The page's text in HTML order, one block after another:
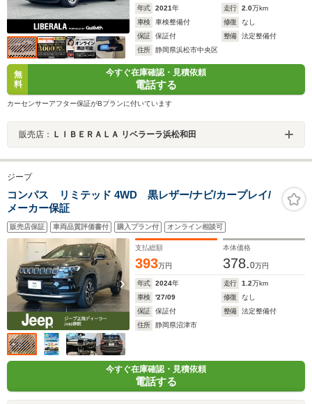
年式 2021年 走行 2.0万km
車検
車検整備付 修復
なし
保証
保証付 整備
法定整備付
住所
静岡県浜松市中央区
無
料
今すぐ在庫確認・見積依頼
電話する
カーセンサーアフター保証がBプランに付いています
販売店： ＬＩＢＥＲＡＬＡ リベラーラ浜松和田
ジープ
コンパス リミテッド 4WD 黒レザー/ナビ/カープレイ/
メーカー保証
販売店保証 車両品質評価書付 購入プラン付 オンライン相談可
支払総額
393万円
本体価格
378.0万円
年式 2024年 走行 1.2万km
車検
'27/09 修復
なし
保証
保証付 整備
法定整備付
住所
静岡県沼津市
今すぐ在庫確認・見積依頼
電話する